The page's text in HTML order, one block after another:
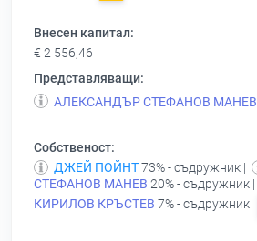
Внесен капитал:
€ 2 556,46
Представляващи:
АЛЕКСАНДЪР СТЕФАНОВ МАНЕВ
Собственост:
ДЖЕЙ ПОЙНТ73% - съдружник |
СТЕФАНОВ МАНЕВ 20% - съдружник |
КИРИЛОВ КРЪСТЕВ 7% - съдружник